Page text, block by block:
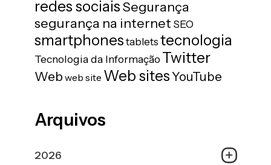
redes sociaisSegurança
segurança na internet SEO
smartphones tablets tecnologia
Tecnologia da Informação Twitter
Web web site Web sitesYouTube
Arquivos
2026